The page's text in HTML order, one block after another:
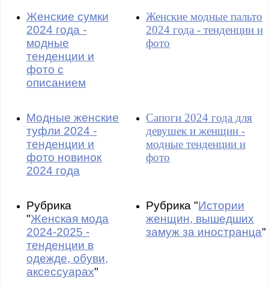
Женские сумки
2024 года -
модные
тенденции и
фото с
описанием
Женские модные пальто
2024 года - тенденции и
фото
Модные женские
туфли 2024 -
тенденции и
фото новинок
2024 года
Сапоги 2024 года для
девушек и женщин -
модные тенденции и
фото
Рубрика
"Женская мода
2024-2025 -
тенденции в
одежде, обуви,
аксессуарах"
Рубрика "Истории
женщин, вышедших
замуж за иностранца"